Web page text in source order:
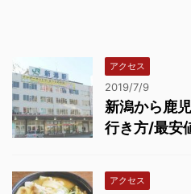
アクセス
2019/7/9
新潟から鹿
行き方/最安
アクセス